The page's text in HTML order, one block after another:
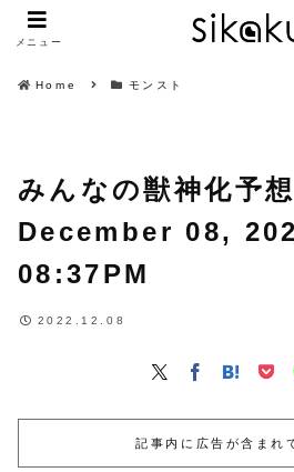
Home モンスト
みんなの獣神化予想
December 08,
08:37PM
2022.12.08
記事内に広告が含まれ
メニュー